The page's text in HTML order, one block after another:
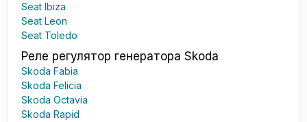
Seat Ibiza
Seat Leon
Seat Toledo
Реле регулятор генератора Skoda
Skoda Fabia
Skoda Felicia
Skoda Octavia
Skoda Rapid